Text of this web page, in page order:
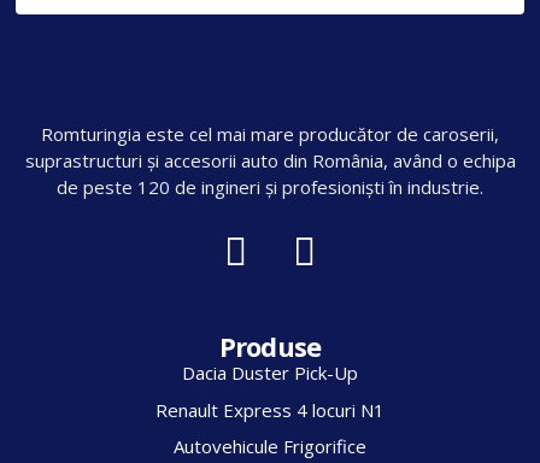
Romturingia este cel mai mare producător de caroserii,
suprastructuri și accesorii auto din România, având o echipa
de peste 120 de ingineri și profesioniști în industrie.
Produse
Dacia Duster Pick-Up
Renault Express 4 locuri N1
Autovehicule Frigorifice